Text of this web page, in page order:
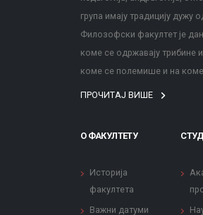
група имају традицију дужу
Филозофски факултет је
коме се одржавају трибине
коме се полемише и на коме
ПРОЧИТАЈ ВИШЕ
О ФАКУЛТЕТУ
Историја
факултета
Важни датуми